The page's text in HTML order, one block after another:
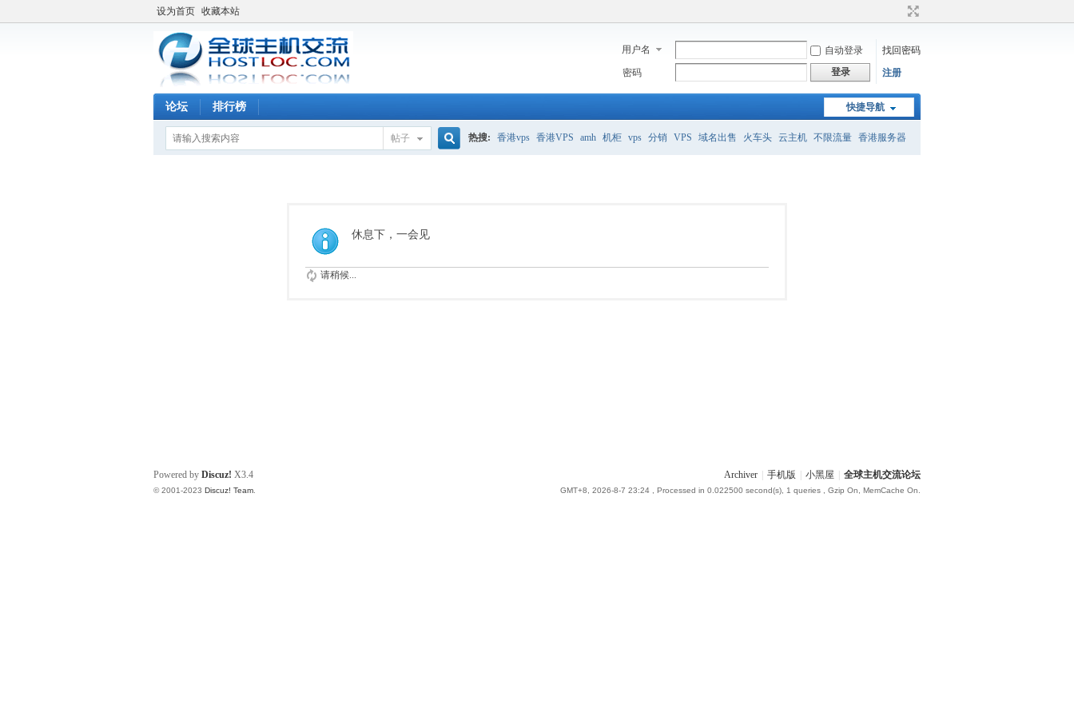
设为首页 收藏本站
用户名 自动登录
找回密码
密码
登录 注册
快捷导航
论坛 排行榜
帖子 热搜: 香港vps 香港VPS amh 机柜 vps 分销 VPS 域名出售 火车头 云主机 不限流量 香港服务器
休息下，一会见
请稍候...
Archiver 手机版 小黑屋 全球主机交流论坛
GMT+8, 2026-8-7 23:24 , Processed in 0.022500 second(s), 1 queries , Gzip On, MemCache On.
Powered by Discuz! X3.4
© 2001-2023 Discuz! Team